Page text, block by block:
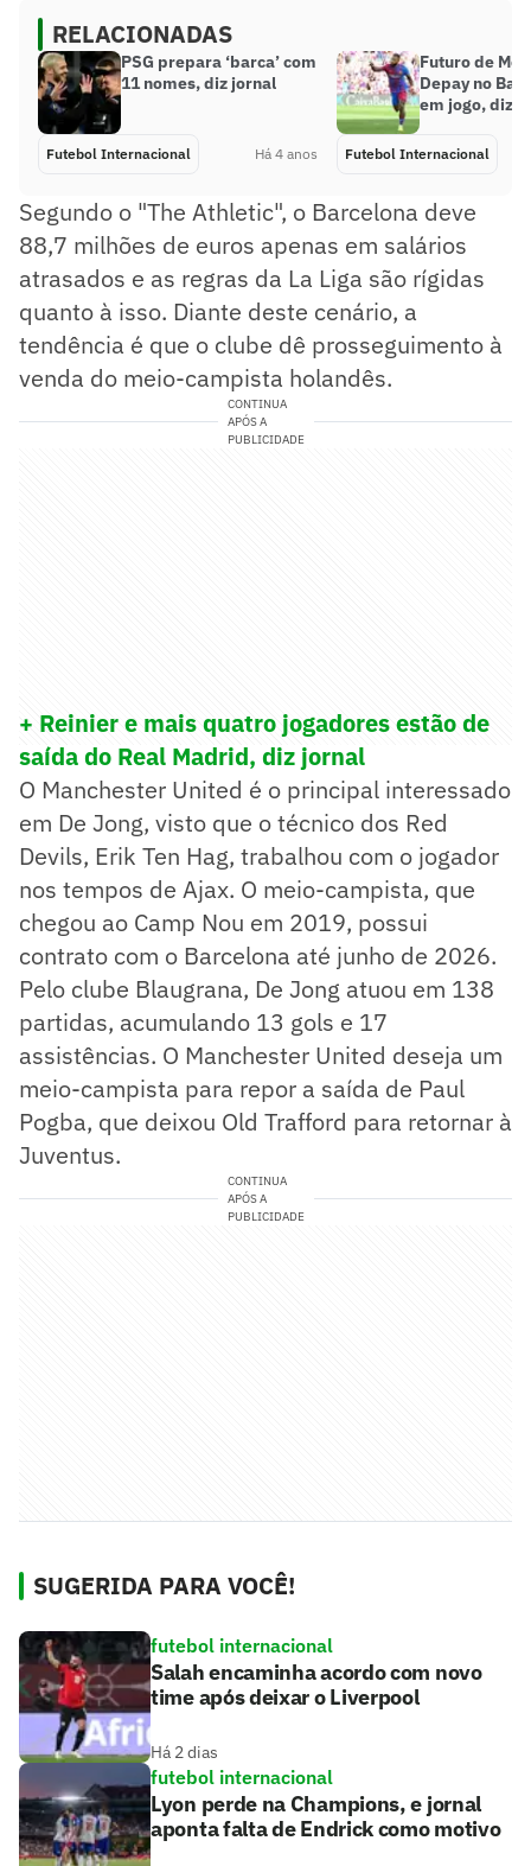
RELACIONADAS
PSG prepara ‘barca’ com
11 nomes, diz jornal
Futebol Internacional Há 4 anos
Futuro de
Depay no
em jogo, diz
Futebol Internacional
Segundo o "The Athletic", o Barcelona deve
88,7 milhões de euros apenas em salários
atrasados e as regras da La Liga são rígidas
quanto à isso. Diante deste cenário, a
tendência é que o clube dê prosseguimento à
venda do meio-campista holandês.
CONTINUA
APÓS A
PUBLICIDADE
+ Reinier e mais quatro jogadores estão de
saída do Real Madrid, diz jornal
O Manchester United é o principal interessado
em De Jong, visto que o técnico dos Red
Devils, Erik Ten Hag, trabalhou com o jogador
nos tempos de Ajax. O meio-campista, que
chegou ao Camp Nou em 2019, possui
contrato com o Barcelona até junho de 2026.
Pelo clube Blaugrana, De Jong atuou em 138
partidas, acumulando 13 gols e 17
assistências. O Manchester United deseja um
meio-campista para repor a saída de Paul
Pogba, que deixou Old Trafford para retornar à
Juventus.
CONTINUA
APÓS A
PUBLICIDADE
SUGERIDA PARA VOCÊ!
futebol internacional
Salah encaminha acordo com novo
time após deixar o Liverpool
Há 2 dias
futebol internacional
Lyon perde na Champions, e jornal
aponta falta de Endrick como motivo